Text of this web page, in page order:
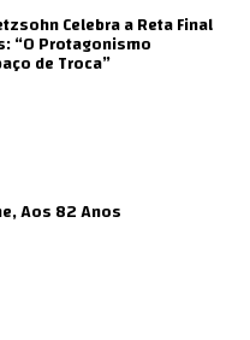
Celebra a Reta Final
“O Protagonismo
de Troca”
Aos 82 Anos